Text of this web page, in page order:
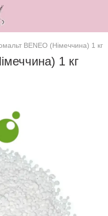
BENEO (Німеччина) 1 кг
1 кг